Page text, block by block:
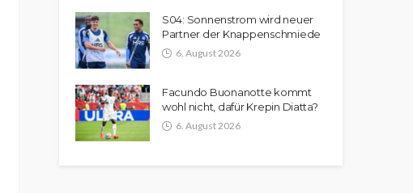
S04: Sonnenstrom wird neuer
Partner der Knappenschmiede
6. August 2026
Facundo Buonanotte kommt
wohl nicht, dafür Krepin Diatta?
6. August 2026